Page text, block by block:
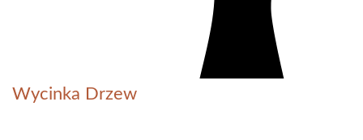
Wycinka Drzew